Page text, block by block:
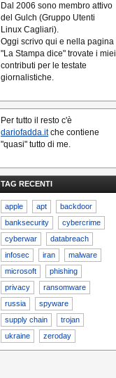
Dal 2006 sono membro attivo
del Gulch (Gruppo Utenti
Linux Cagliari).
Oggi scrivo qui e nella pagina
"La Stampa dice" trovate i miei
contributi per le testate
giornalistiche.
Per tutto il resto c'è
dariofadda.itche contiene
"quasi" tutto di me.
TAG RECENTI
apple apt
backdoor
banksecurity
cybercrime
cyberwar
databreach
infosec
iran
malware
microsoft
phishing
privacy
ransomware
russia
spyware
supply chain
trojan
ukraine
zeroday